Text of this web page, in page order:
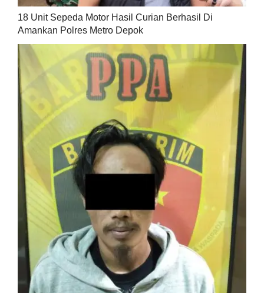
18 Unit Sepeda Motor Hasil Curian Berhasil Di
Amankan Polres Metro Depok